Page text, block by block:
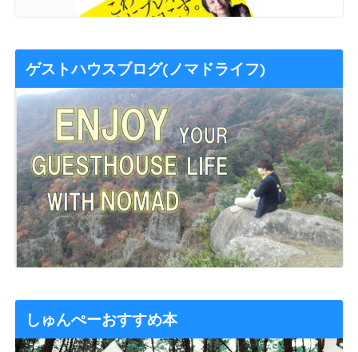
ゲストハウスブログ(ノマドライフ)
しゅんぺーおすすめ本